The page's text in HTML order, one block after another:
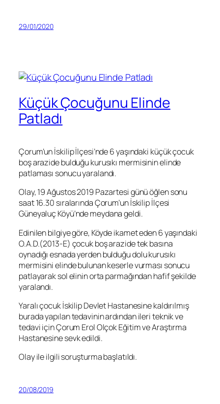
29/01/2020
Küçük Çocuğunu Elinde
Patladı
Çorum’un İskilip İlçesi’nde 6 yaşındaki küçük çocuk
boş arazide bulduğu kurusıkı mermisinin elinde
patlaması sonucu yaralandı.
Olay, 19 Ağustos 2019 Pazartesi günü öğlen sonu
saat 16.30 sıralarında Çorum’un İskilip İlçesi
Güneyaluç Köyü’nde meydana geldi.
Edinilen bilgiye göre, Köyde ikamet eden 6 yaşındaki
O.A.D.(2013-E) çocuk boş arazide tek basına
oynadığı esnada yerden bulduğu dolu kurusıkı
mermisini elinde bulunan keserle vurması sonucu
patlayarak sol elinin orta parmağından hafif şekilde
yaralandı.
Yaralı çocuk İskilip Devlet Hastanesine kaldırılmış
burada yapılan tedavinin ardından ileri teknik ve
tedavi için Çorum Erol Olçok Eğitim ve Araştırma
Hastanesine sevk edildi.
Olay ile ilgili soruşturma başlatıldı.
20/08/2019